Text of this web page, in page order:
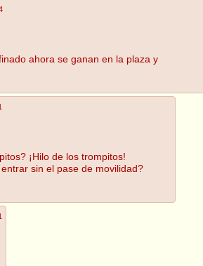
ahora se ganan en la plaza y
¡Hilo de los trompitos!
sin el pase de movilidad?